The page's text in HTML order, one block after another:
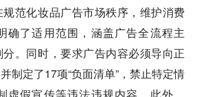
范化妆品广告市场秩序，维护消费
确了适用范围，涵盖广告全流程主
。同时，要求广告内容必须导向正
制定了17项“负面清单”，禁止特定情
假宣传等违法违规内容。此外，